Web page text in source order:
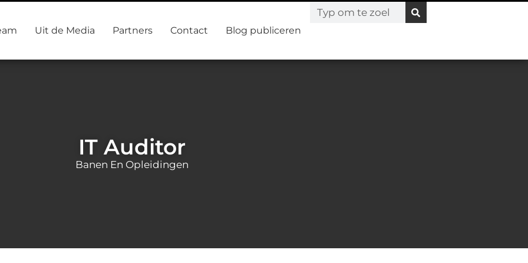
Uit de Media Partners Contact Blog publiceren
IT Auditor
Banen En Opleidingen